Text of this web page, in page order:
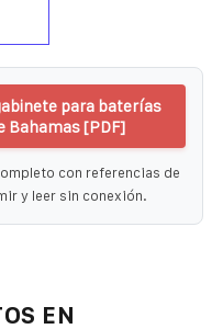
para baterías
Bahamas [PDF]
con referencias de
y leer sin conexión.
EN